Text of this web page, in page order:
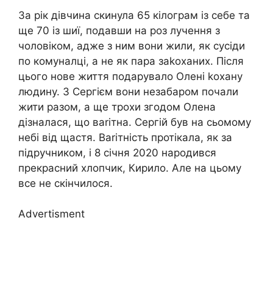
За рік дівчина скинула 65 кілограм із себе та
ще 70 із шиї, подавши на роз лучення з
чоловіком, адже з ним вони жили, як сусіди
по комуналці, а не як пара заkоханих. Після
цього нове життя подарувало Олені kохану
людину. З Сергієм вони незабаром почали
жити разом, а ще трохи згодом Олена
дізналася, що ваrітна. Сергій був на сьомому
небі від щастя. Ваrітність протікала, як за
підручником, і 8 січня 2020 народився
прекрасний хлопчик, Кирило. Але на цьому
все не скінчилося.
Advertisment